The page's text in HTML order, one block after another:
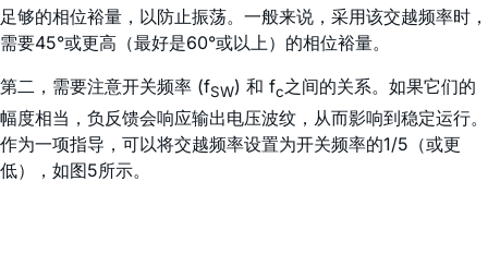
足够的相位裕量，以防止振荡。一般来说，采用该交越频率时，
需要45°或更高（最好是60°或以上）的相位裕量。
第二，需要注意开关频率 (fSW) 和 fc之间的关系。如果它们的
幅度相当，负反馈会响应输出电压波纹，从而影响到稳定运行。
作为一项指导，可以将交越频率设置为开关频率的1/5（或更
低），如图5所示。